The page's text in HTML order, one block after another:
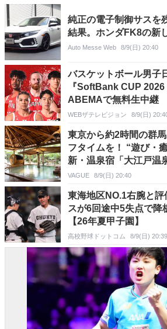
純正の電子制御サスを
結果。ホンダFK8の新
Auto Messe Web 8/9(日) 20:40
バスケットボール男子
『SoftBank CUP
ABEMAで無料生中継
WEBザテレビジョン 8/9(日)
東京から約2時間の群
フタイムを！ “遊び・
新・温泉宿「大江戸温
井」はどこが見どころ？
VAGUE 8/9(日) 20:40
東海地区NO.1右腕と
スが6回途中5失点で
【26年夏甲子園】
高校野球ドットコム 8/9(日) 20:39